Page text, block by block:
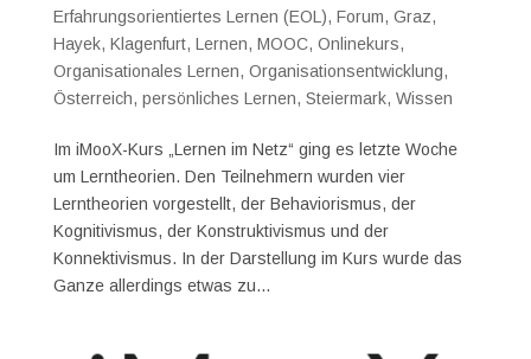
Erfahrungsorientiertes Lernen (EOL), Forum, Graz,
Hayek, Klagenfurt, Lernen, MOOC, Onlinekurs,
Organisationales Lernen, Organisationsentwicklung,
Österreich, persönliches Lernen, Steiermark, Wissen
Im iMooX-Kurs „Lernen im Netz“ ging es letzte Woche
um Lerntheorien. Den Teilnehmern wurden vier
Lerntheorien vorgestellt, der Behaviorismus, der
Kognitivismus, der Konstruktivismus und der
Konnektivismus. In der Darstellung im Kurs wurde das
Ganze allerdings etwas zu...